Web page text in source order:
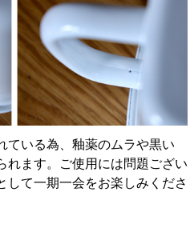
ている為、釉薬のムラや黒い
れます。ご使用には問題ござい
して一期一会をお楽しみくださ